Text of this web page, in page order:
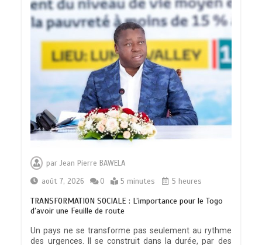
parJean Pierre BAWELA
août 7, 2026
0 5 minutes 5 heures
TRANSFORMATION SOCIALE : L’importance pour le Togo
d’avoir une Feuille de route
Un pays ne se transforme pas seulement au rythme
des urgences. Il se construit dans la durée, par des